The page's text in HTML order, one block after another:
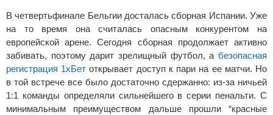
В четвертьфинале Бельгии досталась сборная Испании. Уже
на то время она считалась опасным конкурентом на
европейской арене. Сегодня сборная продолжает активно
забивать, поэтому дарит зрелищный футбол, а безопасная
регистрация 1хБет открывает доступ к пари на ее матчи. Но
в той встрече все было достаточно сдержанно: из-за ничьей
1:1 команды определяли сильнейшего в серии пенальти. С
минимальным преимуществом дальше прошли “красные